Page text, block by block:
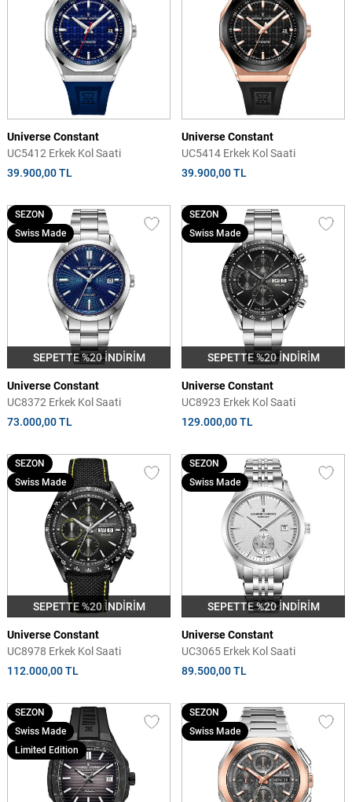
Universe Constant
UC5412 Erkek Kol Saati
39.900,00 TL
Universe Constant
UC5414 Erkek Kol Saati
39.900,00 TL
SEPETTE %20 İNDİRİM
SEZON
Swiss Made
Universe Constant
UC8372 Erkek Kol Saati
73.000,00 TL
SEPETTE %20 İNDİRİM
SEZON
Swiss Made
Universe Constant
UC8923 Erkek Kol Saati
129.000,00 TL
SEPETTE %20 İNDİRİM
SEZON
Swiss Made
Universe Constant
UC8978 Erkek Kol Saati
112.000,00 TL
SEPETTE %20 İNDİRİM
SEZON
Swiss Made
Universe Constant
UC3065 Erkek Kol Saati
89.500,00 TL
SEZON
Swiss Made
Limited Edition
SEZON
Swiss Made